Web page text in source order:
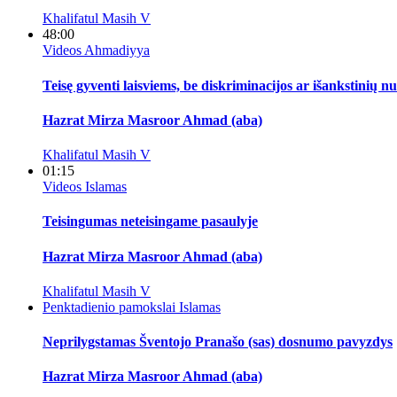
Khalifatul Masih V
48:00
Videos Ahmadiyya
Teisę gyventi laisviems, be diskriminacijos ar išankstinių
Hazrat Mirza Masroor Ahmad (aba)
Khalifatul Masih V
01:15
Videos Islamas
Teisingumas neteisingame pasaulyje
Hazrat Mirza Masroor Ahmad (aba)
Khalifatul Masih V
Penktadienio pamokslai Islamas
Neprilygstamas Šventojo Pranašo (sas) dosnumo pavyzdys
Hazrat Mirza Masroor Ahmad (aba)